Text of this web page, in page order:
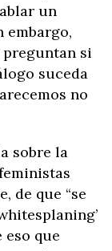
un
embargo,
preguntan si
suceda
no
sobre la
de que “se
eso que